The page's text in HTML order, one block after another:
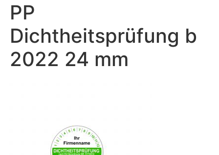
PP
Dichtheitsprüfung b
2022 24 mm